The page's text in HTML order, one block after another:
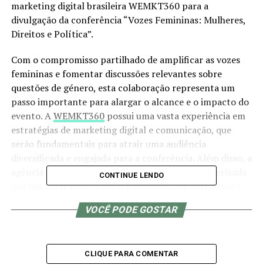
marketing digital brasileira WEMKT360 para a
divulgação da conferência “Vozes Femininas: Mulheres,
Direitos e Política”.
Com o compromisso partilhado de amplificar as vozes
femininas e fomentar discussões relevantes sobre
questões de género, esta colaboração representa um
passo importante para alargar o alcance e o impacto do
evento. AWEMKT360possui uma vasta experiência em
estratégias de marketing digital e comunicação, que
serão fundamentais para atrair uma audiência
agência traz consigo uma visão brasileira, caracterizada
por um olhar mais criativo e próximo, que certamente
acrescentará valor à divulgação do evento.
disse Iasmim Marques, Sócia Fundadora da WEMKT360.
CONTINUE LENDO
VOCÊ PODE GOSTAR
CLIQUE PARA COMENTAR